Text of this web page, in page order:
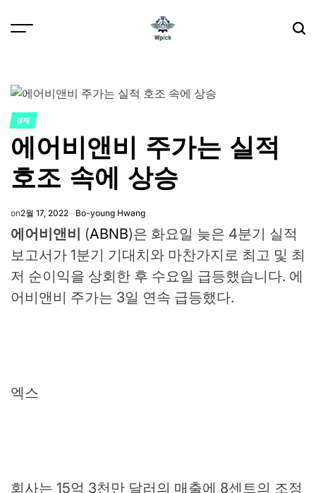
POSTED
IN
경제
에어비앤비 주가는 실적
호조 속에 상승
on2월 17, 2022 Bo-young Hwang
에어비앤비 (ABNB)은 화요일 늦은 4분기 실적
보고서가 1분기 기대치와 마찬가지로 최고 및 최
저 순이익을 상회한 후 수요일 급등했습니다. 에
어비앤비 주가는 3일 연속 급등했다.
엑스
회사는 15억 3천만 달러의 매출에 8센트의 조정